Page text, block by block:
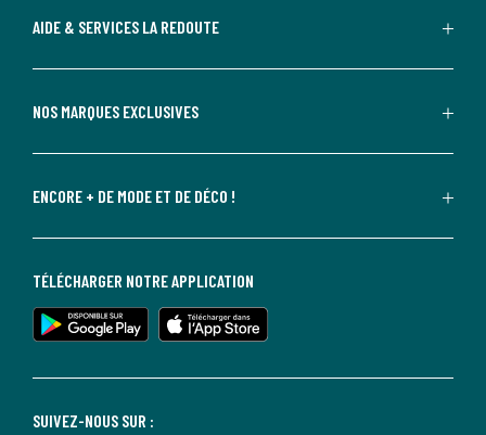
AIDE & SERVICES LA REDOUTE
NOS MARQUES EXCLUSIVES
ENCORE + DE MODE ET DE DÉCO !
SUIVEZ-NOUS SUR :
TÉLÉCHARGER NOTRE APPLICATION